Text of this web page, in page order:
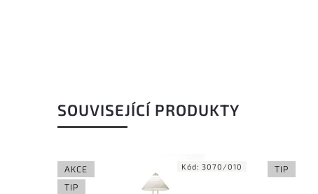
SOUVISEJÍCÍ PRODUKTY
AKCE
TIP
Kód: 3070/010 TIP